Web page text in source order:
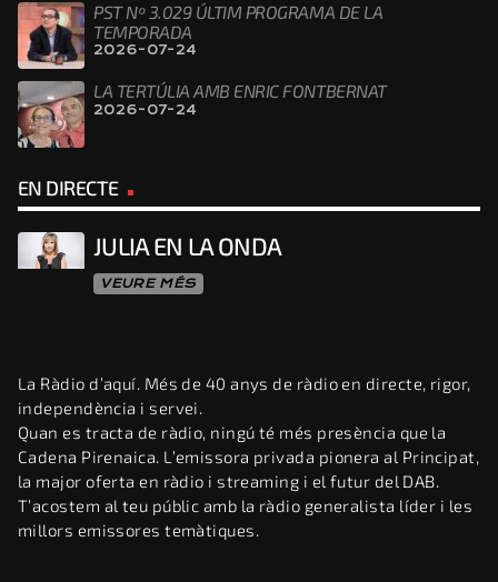
PST Nº 3.029 ÚLTIM PROGRAMA DE LA
TEMPORADA
2026-07-24
LA TERTÚLIA AMB ENRIC FONTBERNAT
2026-07-24
EN DIRECTE
JULIA EN LA ONDA
VEURE MÉS
La Ràdio d’aquí. Més de 40 anys de ràdio en directe, rigor,
independència i servei.
Quan es tracta de ràdio, ningú té més presència que la
Cadena Pirenaica. L’emissora privada pionera al Principat,
la major oferta en ràdio i streaming i el futur del DAB.
T’acostem al teu públic amb la ràdio generalista líder i les
millors emissores temàtiques.